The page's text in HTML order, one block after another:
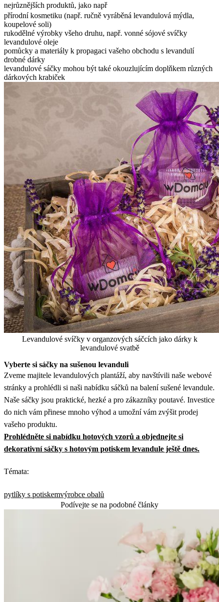
nejrůznějších produktů, jako např
přírodní kosmetiku (např. ručně vyráběná levandulová mýdla,
koupelové soli)
rukodělné výrobky všeho druhu, např. vonné sójové svíčky
levandulové oleje
pomůcky a materiály k propagaci vašeho obchodu s levandulí
drobné dárky
levandulové sáčky mohou být také okouzlujícím doplňkem různých
dárkových krabiček
Levandulové svíčky v organzových sáčcích jako dárky k
levandulové svatbě
Vyberte si sáčky na sušenou levanduli
Zveme majitele levandulových plantáží, aby navštívili naše webové
stránky a prohlédli si naši nabídku sáčků na balení sušené levandule.
Naše sáčky jsou praktické, hezké a pro zákazníky poutavé. Investice
do nich vám přinese mnoho výhod a umožní vám zvýšit prodej
vašeho produktu.
Prohlédněte si nabídku hotových vzorů a objednejte si
dekorativní sáčky s hotovým potiskem levandule ještě dnes.
Témata:
pytlíky s potiskemvýrobce obalů
Podívejte se na podobné články